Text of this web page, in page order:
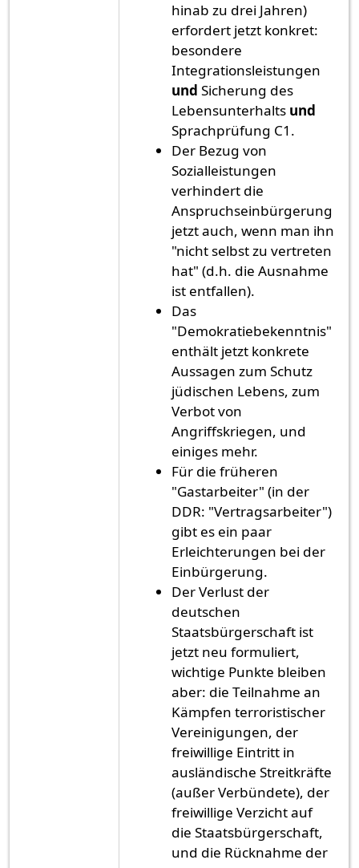
hinab zu drei Jahren)
erfordert jetzt konkret:
besondere
Integrationsleistungen
undSicherung des
Lebensunterhalts und
Sprachprüfung C1.
Der Bezug von
Sozialleistungen
verhindert die
Anspruchseinbürgerung
jetzt auch, wenn man ihn
"nicht selbst zu vertreten
hat" (d.h. die Ausnahme
ist entfallen).
Das
"Demokratiebekenntnis"
enthält jetzt konkrete
Aussagen zum Schutz
jüdischen Lebens, zum
Verbot von
Angriffskriegen, und
einiges mehr.
Für die früheren
"Gastarbeiter" (in der
DDR: "Vertragsarbeiter")
gibt es ein paar
Erleichterungen bei der
Einbürgerung.
Der Verlust der
deutschen
Staatsbürgerschaft ist
jetzt neu formuliert,
wichtige Punkte bleiben
aber: die Teilnahme an
Kämpfen terroristischer
Vereinigungen, der
freiwillige Eintritt in
ausländische Streitkräfte
(außer Verbündete), der
freiwillige Verzicht auf
die Staatsbürgerschaft,
und die Rücknahme der